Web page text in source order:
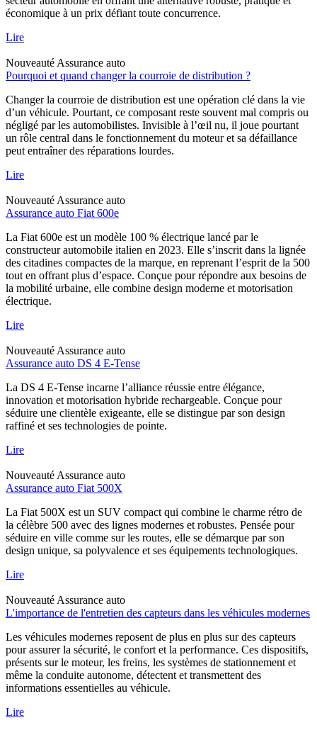
économique à un prix défiant toute concurrence.
Lire
Nouveauté Assurance auto
Pourquoi et quand changer la courroie de distribution ?
Changer la courroie de distribution est une opération clé dans la vie
d’un véhicule. Pourtant, ce composant reste souvent mal compris ou
négligé par les automobilistes. Invisible à l’œil nu, il joue pourtant
un rôle central dans le fonctionnement du moteur et sa défaillance
peut entraîner des réparations lourdes.
Lire
Nouveauté Assurance auto
Assurance auto Fiat 600e
La Fiat 600e est un modèle 100 % électrique lancé par le
constructeur automobile italien en 2023. Elle s’inscrit dans la lignée
des citadines compactes de la marque, en reprenant l’esprit de la 500
tout en offrant plus d’espace. Conçue pour répondre aux besoins de
la mobilité urbaine, elle combine design moderne et motorisation
électrique.
Lire
Nouveauté Assurance auto
Assurance auto DS 4 E-Tense
La DS 4 E-Tense incarne l’alliance réussie entre élégance,
innovation et motorisation hybride rechargeable. Conçue pour
séduire une clientèle exigeante, elle se distingue par son design
raffiné et ses technologies de pointe.
Lire
Nouveauté Assurance auto
Assurance auto Fiat 500X
La Fiat 500X est un SUV compact qui combine le charme rétro de
la célèbre 500 avec des lignes modernes et robustes. Pensée pour
séduire en ville comme sur les routes, elle se démarque par son
design unique, sa polyvalence et ses équipements technologiques.
Lire
Nouveauté Assurance auto
L'importance de l'entretien des capteurs dans les véhicules modernes
Les véhicules modernes reposent de plus en plus sur des capteurs
pour assurer la sécurité, le confort et la performance. Ces dispositifs,
présents sur le moteur, les freins, les systèmes de stationnement et
même la conduite autonome, détectent et transmettent des
informations essentielles au véhicule.
Lire